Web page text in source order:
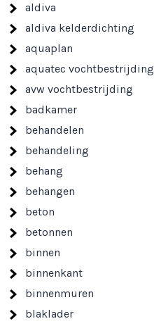
aldiva
aldiva kelderdichting
aquaplan
aquatec vochtbestrijding
avw vochtbestrijding
badkamer
behandelen
behandeling
behang
behangen
beton
betonnen
binnen
binnenkant
binnenmuren
blaklader